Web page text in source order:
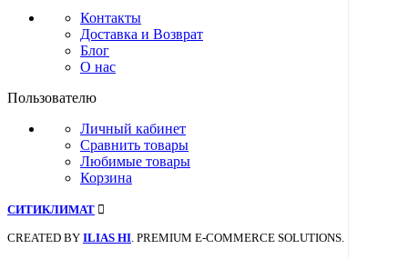
Контакты
Доставка и Возврат
Блог
О нас
Пользователю
Личный кабинет
Сравнить товары
Любимые товары
Корзина
СИТИКЛИМАТ
CREATED BY ILIAS HI. PREMIUM E-COMMERCE SOLUTIONS.